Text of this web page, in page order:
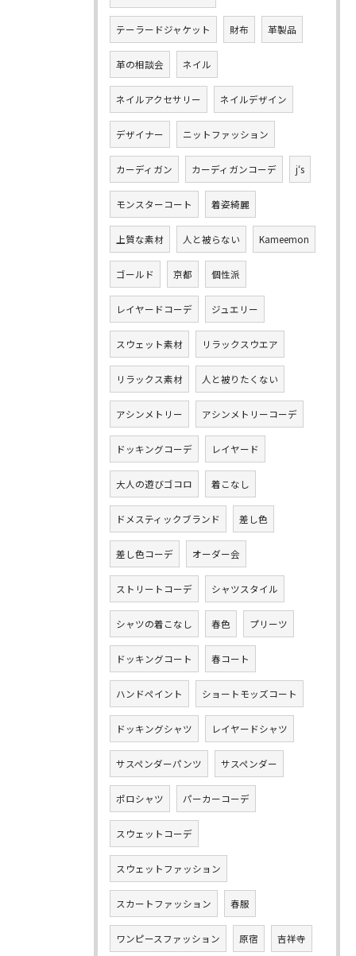
テーラードジャケット 財布 革製品
革の相談会 ネイル
ネイルアクセサリー ネイルデザイン
デザイナー ニットファッション
カーディガン カーディガンコーデ j‘s
モンスターコート 着姿綺麗
上質な素材 人と被らない Kameemon
ゴールド 京都 個性派
レイヤードコーデ ジュエリー
スウェット素材 リラックスウエア
リラックス素材 人と被りたくない
アシンメトリー アシンメトリーコーデ
ドッキングコーデ レイヤード
大人の遊びゴコロ 着こなし
ドメスティックブランド 差し色
差し色コーデ オーダー会
ストリートコーデ シャツスタイル
シャツの着こなし 春色 プリーツ
ドッキングコート 春コート
ハンドペイント ショートモッズコート
ドッキングシャツ レイヤードシャツ
サスペンダーパンツ サスペンダー
ポロシャツ パーカーコーデ
スウェットコーデ
スウェットファッション
スカートファッション 春服
ワンピースファッション 原宿 吉祥寺